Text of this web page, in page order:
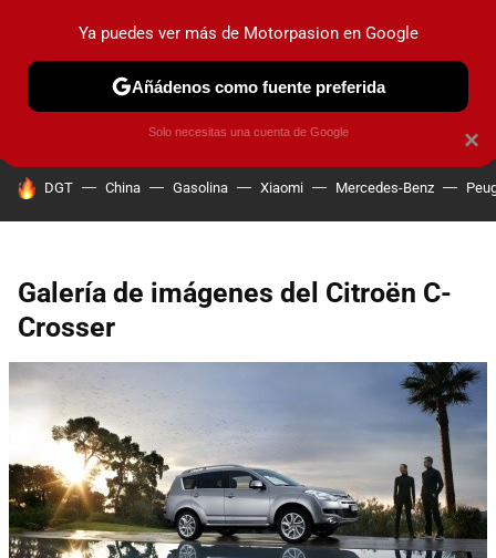
PRUEBAS COCHES ELÉCTRICOS OBSERVATORIO
HOY SE HABLA DE
DGT China Gasolina Xiaomi Mercedes-Benz
Galería de imágenes del Citroën C-
Crosser
×
Ya puedes ver más de Motorpasion en Google
Añádenos como fuente preferida
Solo necesitas una cuenta de Google